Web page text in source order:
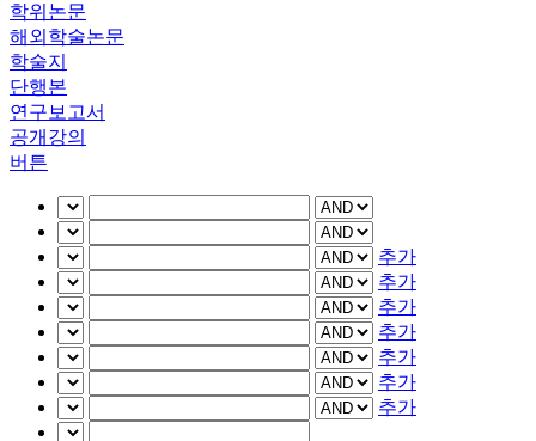
학위논문
해외학술논문
학술지
단행본
연구보고서
공개강의
버튼
추가
추가
추가
추가
추가
추가
추가